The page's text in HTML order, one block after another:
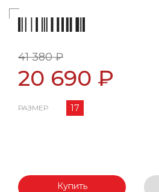
41 380 ₽
20 690 ₽
РАЗМЕР 17
Купить